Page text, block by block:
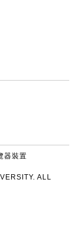
器裝置
ALL